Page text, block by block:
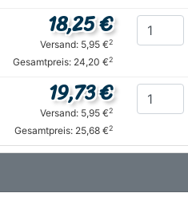
18,25 €
Versand: 5,95 €2
Gesamtpreis: 24,20 €2
19,73 €
Versand: 5,95 €2
Gesamtpreis: 25,68 €2